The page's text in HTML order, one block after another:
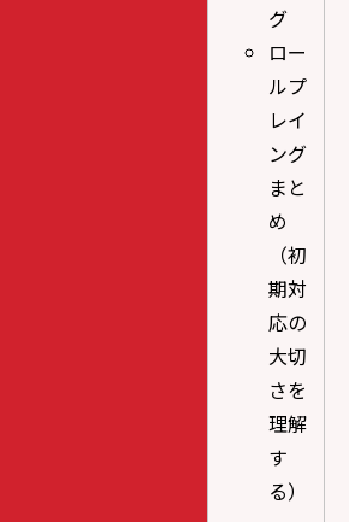
グ
ロー
ルプ
レイ
ング
まと
め
（初
期対
応の
大切
さを
理解
す
る）